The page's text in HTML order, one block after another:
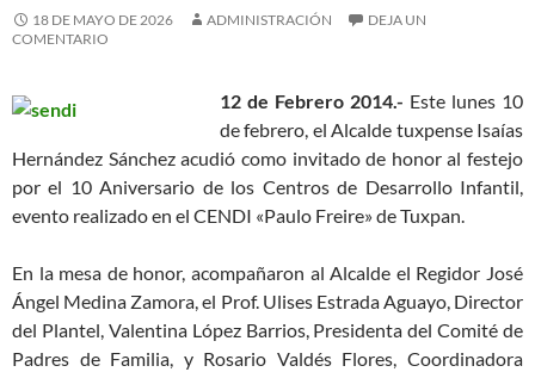
18 DE MAYO DE 2026 ADMINISTRACIÓN
DEJA UN
COMENTARIO
12 de Febrero 2014.- Este lunes 10
de febrero, el Alcalde tuxpense Isaías
Hernández Sánchez acudió como invitado de honor al festejo
por el 10 Aniversario de los Centros de Desarrollo Infantil,
evento realizado en el CENDI «Paulo Freire» de Tuxpan.
En la mesa de honor, acompañaron al Alcalde el Regidor José
Ángel Medina Zamora, el Prof. Ulises Estrada Aguayo, Director
del Plantel, Valentina López Barrios, Presidenta del Comité de
Padres de Familia, y Rosario Valdés Flores, Coordinadora